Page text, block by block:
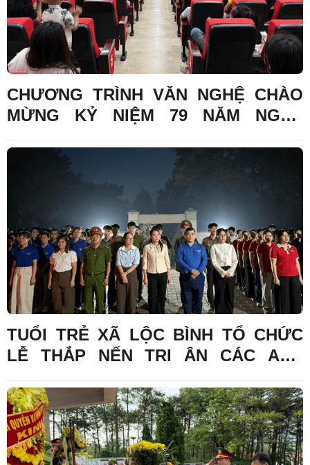
CHƯƠNG TRÌNH VĂN NGHỆ CHÀO
MỪNG KỶ NIỆM 79 NĂM NGÀY
THÀNH CÔNG TỐT ĐẸP
TUỔI TRẺ XÃ LỘC BÌNH TỔ CHỨC
LỄ THẮP NẾN TRI ÂN CÁC ANH
NĂM NGÀY THƯƠNG BINH - LIỆT SĨ
(27/7/1947 - 27/7/2026)